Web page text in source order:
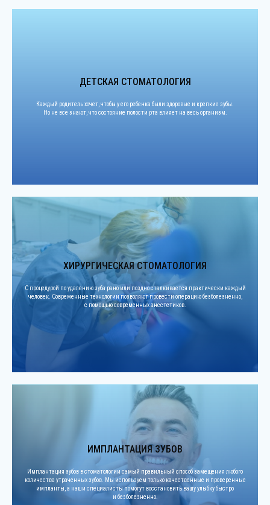
ДЕТСКАЯ СТОМАТОЛОГИЯ
Каждый родитель хочет, чтобы у его ребенка были здоровые и крепкие зубы.
Но не все знают, что состояние полости рта влияет на весь организм.
ХИРУРГИЧЕСКАЯ СТОМАТОЛОГИЯ
С процедурой по удалению зуба рано или поздно сталкивается практически каждый
человек. Современные технологии позволяют провести операцию безболезненно,
с помощью современных анестетиков.
ИМПЛАНТАЦИЯ ЗУБОВ
Имплантация зубов в стоматологии самый правильный способ замещения любого
количества утраченных зубов. Мы используем только качественные и проверенные
импланты, а наши специалисты помогут восстановить вашу улыбку быстро
и безболезненно.